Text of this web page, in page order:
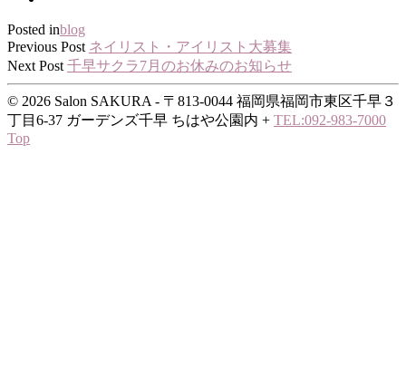
Posted inblog
Previous Post ネイリスト・アイリスト大募集
Next Post 千早サクラ7月のお休みのお知らせ
© 2026 Salon SAKURA - 〒813-0044 福岡県福岡市東区千早３
丁目6-37 ガーデンズ千早 ちはや公園内 + TEL:092-983-7000
Top